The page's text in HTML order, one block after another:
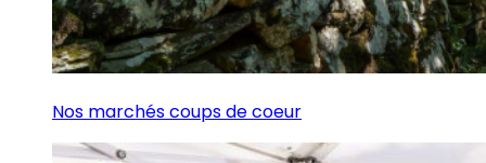
Nos marchés coups de coeur